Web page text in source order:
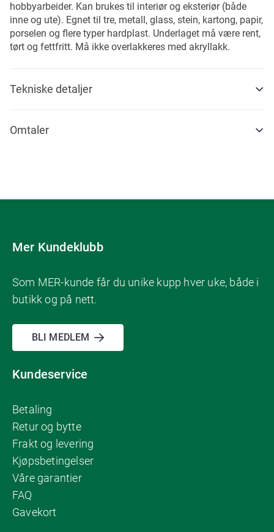
hobbyarbeider. Kan brukes til interiør og eksteriør (både
inne og ute). Egnet til tre, metall, glass, stein, kartong, papir,
porselen og flere typer hardplast. Underlaget må være rent,
tørt og fettfritt. Må ikke overlakkeres med akryllakk.
Tekniske detaljer
Omtaler
Mer Kundeklubb
Som MER-kunde får du unike kupp hver uke, både i
butikk og på nett.
BLI MEDLEM
Kundeservice
Betaling
Retur og bytte
Frakt og levering
Kjøpsbetingelser
Våre garantier
FAQ
Gavekort